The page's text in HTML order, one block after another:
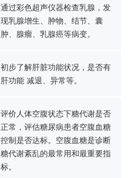
通过彩色超声仪器检查乳腺，发
现乳腺增生、肿物、结节、囊
肿、腺瘤、乳腺癌等病变。
初步了解肝脏功能状况，是否有
肝功能 减退、异常等。
评价人体空腹状态下糖代谢是否
正常，评估糖尿病患者空腹血糖
控制是否达标。空腹血糖是诊断
糖代谢紊乱的最常用和最重要指
标。